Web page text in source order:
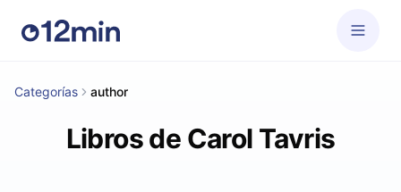
Categorías author
Libros de Carol Tavris